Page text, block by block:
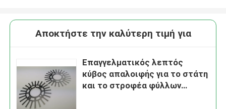
Αποκτήστε την καλύτερη τιμή για
Επαγγελματικός λεπτός
κύβος απαλοιφής για το στάτη
και το στροφέα φύλλων